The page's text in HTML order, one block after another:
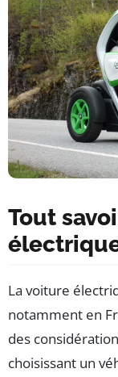
Tout
La voiture
notamment en
des
choisissant un